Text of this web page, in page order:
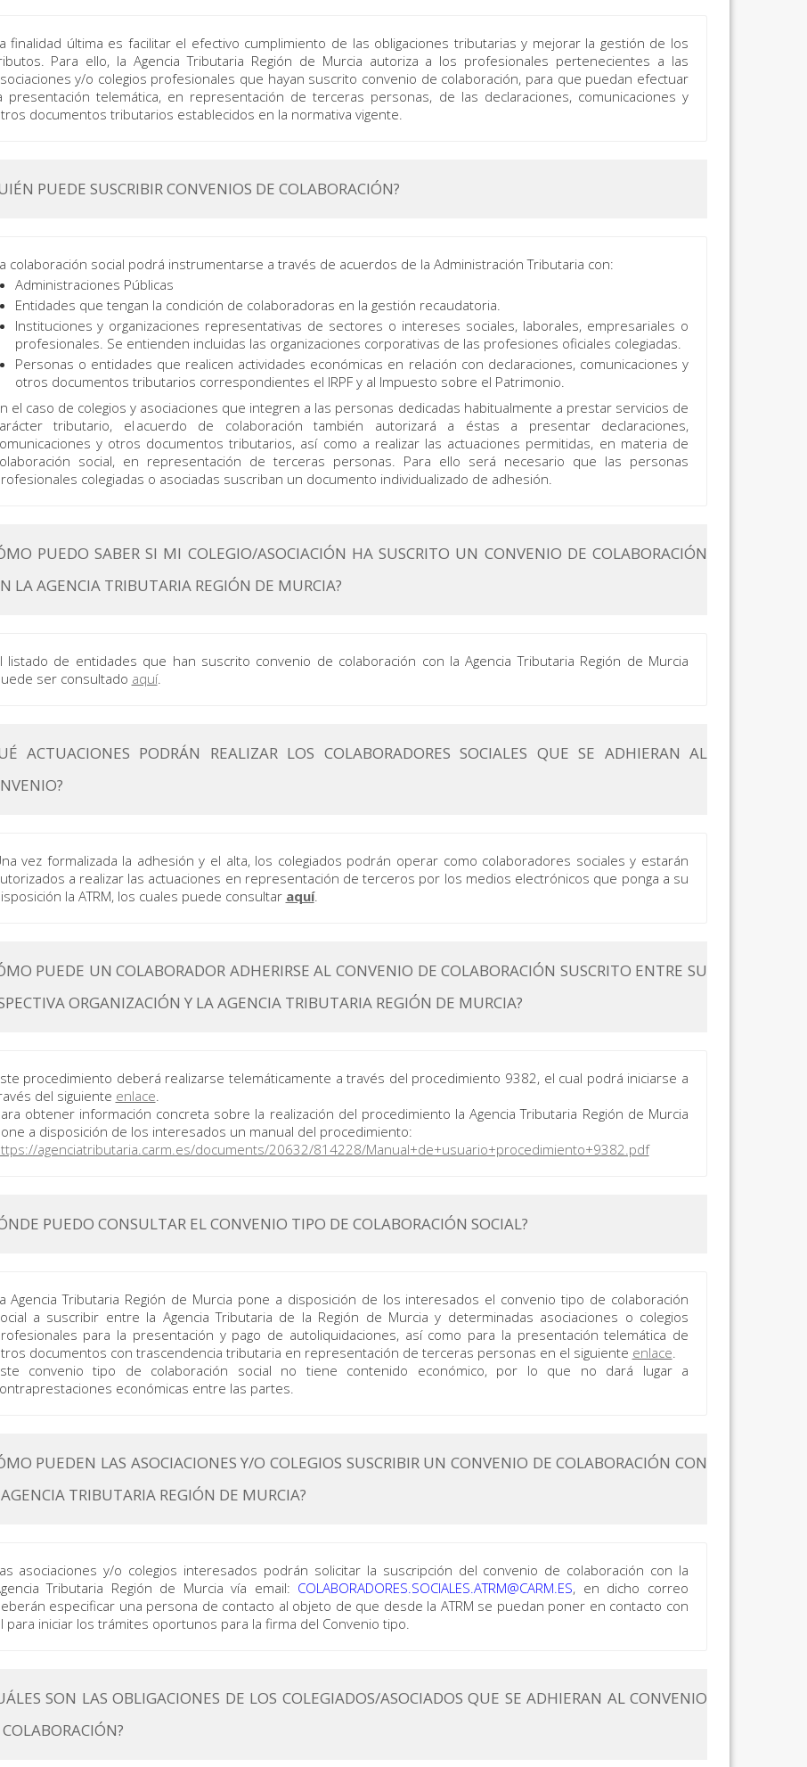
finalidad última es facilitar el efectivo cumplimiento de las obligaciones tributarias y mejorar la gestión de los
Para ello, la Agencia Tributaria Región de Murcia autoriza a los profesionales pertenecientes a las
y/o colegios profesionales que hayan suscrito convenio de colaboración, para que puedan efectuar
presentación telemática, en representación de terceras personas, de las declaraciones, comunicaciones y
documentos tributarios establecidos en la normativa vigente.
PUEDE SUSCRIBIR CONVENIOS DE COLABORACIÓN?
colaboración social podrá instrumentarse a través de acuerdos de la Administración Tributaria con:
Administraciones Públicas
Entidades que tengan la condición de colaboradoras en la gestión recaudatoria.
Instituciones y organizaciones representativas de sectores o intereses sociales, laborales, empresariales o
profesionales. Se entienden incluidas las organizaciones corporativas de las profesiones oficiales colegiadas.
Personas o entidades que realicen actividades económicas en relación con declaraciones, comunicaciones y
otros documentos tributarios correspondientes el IRPF y al Impuesto sobre el Patrimonio.
el caso de colegios y asociaciones que integren a las personas dedicadas habitualmente a prestar servicios de
tributario, el acuerdo de colaboración también autorizará a éstas a presentar declaraciones,
y otros documentos tributarios, así como a realizar las actuaciones permitidas, en materia de
social, en representación de terceras personas. Para ello será necesario que las personas
colegiadas o asociadas suscriban un documento individualizado de adhesión.
PUEDO SABER SI MI COLEGIO/ASOCIACIÓN HA SUSCRITO UN CONVENIO DE COLABORACIÓN
LA AGENCIA TRIBUTARIA REGIÓN DE MURCIA?
listado de entidades que han suscrito convenio de colaboración con la Agencia Tributaria Región de Murcia
ser consultado aquí.
ACTUACIONES PODRÁN REALIZAR LOS COLABORADORES SOCIALES QUE SE ADHIERAN AL
vez formalizada la adhesión y el alta, los colegiados podrán operar como colaboradores sociales y estarán
a realizar las actuaciones en representación de terceros por los medios electrónicos que ponga a su
la ATRM, los cuales puede consultar aquí.
PUEDE UN COLABORADOR ADHERIRSE AL CONVENIO DE COLABORACIÓN SUSCRITO ENTRE SU
ORGANIZACIÓN Y LA AGENCIA TRIBUTARIA REGIÓN DE MURCIA?
procedimiento deberá realizarse telemáticamente a través del procedimiento 9382, el cual podrá iniciarse a
del siguiente enlace.
obtener información concreta sobre la realización del procedimiento la Agencia Tributaria Región de Murcia
a disposición de los interesados un manual del procedimiento:
agenciatributaria.carm.es/documents/20632/814228/Manual+de+usuario+procedimiento+9382.pdf
PUEDO CONSULTAR EL CONVENIO TIPO DE COLABORACIÓN SOCIAL?
Agencia Tributaria Región de Murcia pone a disposición de los interesados el convenio tipo de colaboración
a suscribir entre la Agencia Tributaria de la Región de Murcia y determinadas asociaciones o colegios
para la presentación y pago de autoliquidaciones, así como para la presentación telemática de
documentos con trascendencia tributaria en representación de terceras personas en el siguiente enlace.
convenio tipo de colaboración social no tiene contenido económico, por lo que no dará lugar a
económicas entre las partes.
PUEDEN LAS ASOCIACIONES Y/O COLEGIOS SUSCRIBIR UN CONVENIO DE COLABORACIÓN CON
TRIBUTARIA REGIÓN DE MURCIA?
asociaciones y/o colegios interesados podrán solicitar la suscripción del convenio de colaboración con la
Tributaria Región de Murcia vía email: COLABORADORES.SOCIALES.ATRM@CARM.ES, en dicho correo
especificar una persona de contacto al objeto de que desde la ATRM se puedan poner en contacto con
para iniciar los trámites oportunos para la firma del Convenio tipo.
SON LAS OBLIGACIONES DE LOS COLEGIADOS/ASOCIADOS QUE SE ADHIERAN AL CONVENIO